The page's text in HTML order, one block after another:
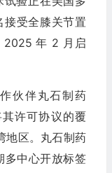
受全膝关节置
2025 年 2 月启
伙伴丸石制药
其许可协议的覆
地区。丸石制药
多中心开放标签